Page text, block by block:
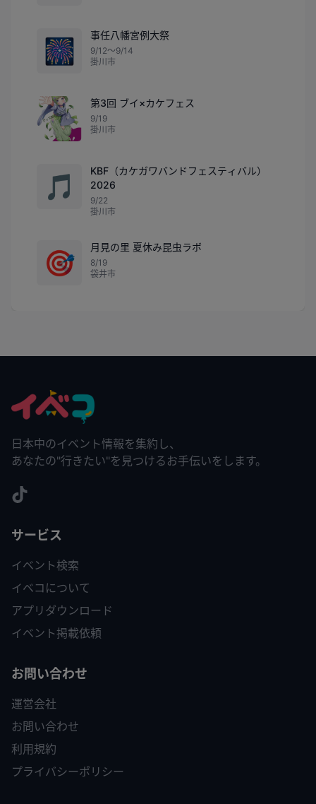
🎆
事任八幡宮例大祭
9/12〜9/14
掛川市
第3回 ブイ×カケフェス
9/19
掛川市
🎵
KBF（カケガワバンドフェスティバル）
2026
9/22
掛川市
🎯
月見の里 夏休み昆虫ラボ
8/19
袋井市
日本中のイベント情報を集約し、
あなたの"行きたい"を見つけるお手伝いをします。
サービス
イベント検索
イベコについて
アプリダウンロード
イベント掲載依頼
お問い合わせ
運営会社
お問い合わせ
利用規約
プライバシーポリシー